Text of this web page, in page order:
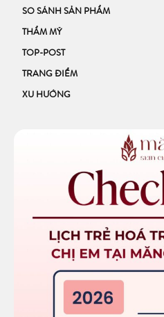
SO SÁNH SẢN PHẨM
THẨM MỸ
TOP-POST
TRANG ĐIỂM
XU HƯỚNG